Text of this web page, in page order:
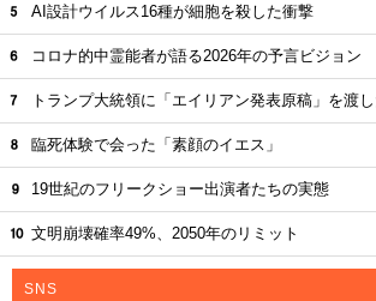
AI設計ウイルス16種が細胞を殺した衝撃
コロナ的中霊能者が語る2026年の予言ビジョン
トランプ大統領に「エイリアン発表原稿」を渡
臨死体験で会った「素顔のイエス」
19世紀のフリークショー出演者たちの実態
文明崩壊確率49%、2050年のリミット
SNS